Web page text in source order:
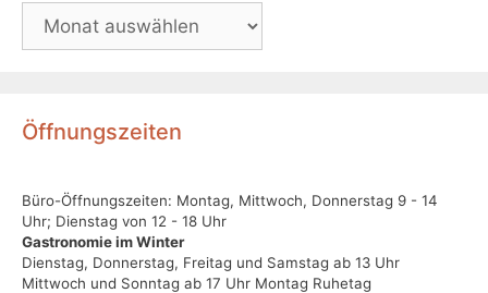
Öffnungszeiten
Büro-Öffnungszeiten: Montag, Mittwoch, Donnerstag 9 - 14
Uhr; Dienstag von 12 - 18 Uhr
Gastronomie im Winter
Dienstag, Donnerstag, Freitag und Samstag ab 13 Uhr
Mittwoch und Sonntag ab 17 Uhr Montag Ruhetag